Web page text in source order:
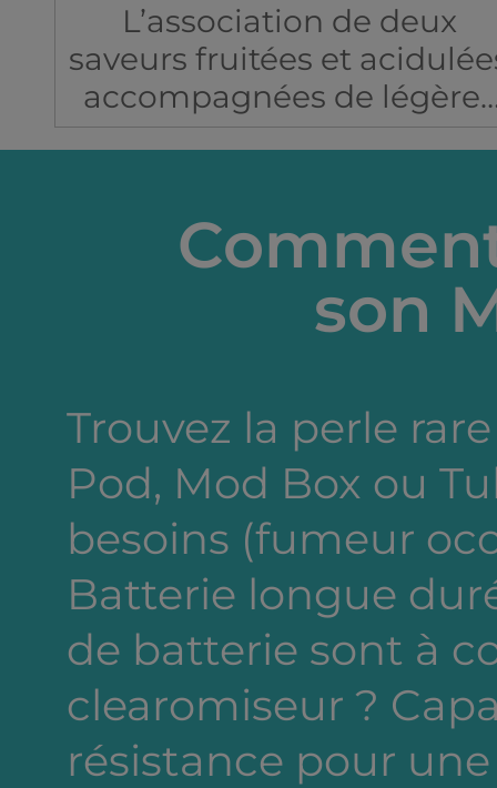
L’association de deux
saveurs fruitées et
accompagnées de légères
notes florales, avec de la
son
Trouvez la perle
Pod, Mod Box ou
besoins (fumeur
Batterie longue
de batterie sont à
clearomiseur ?
résistance pour